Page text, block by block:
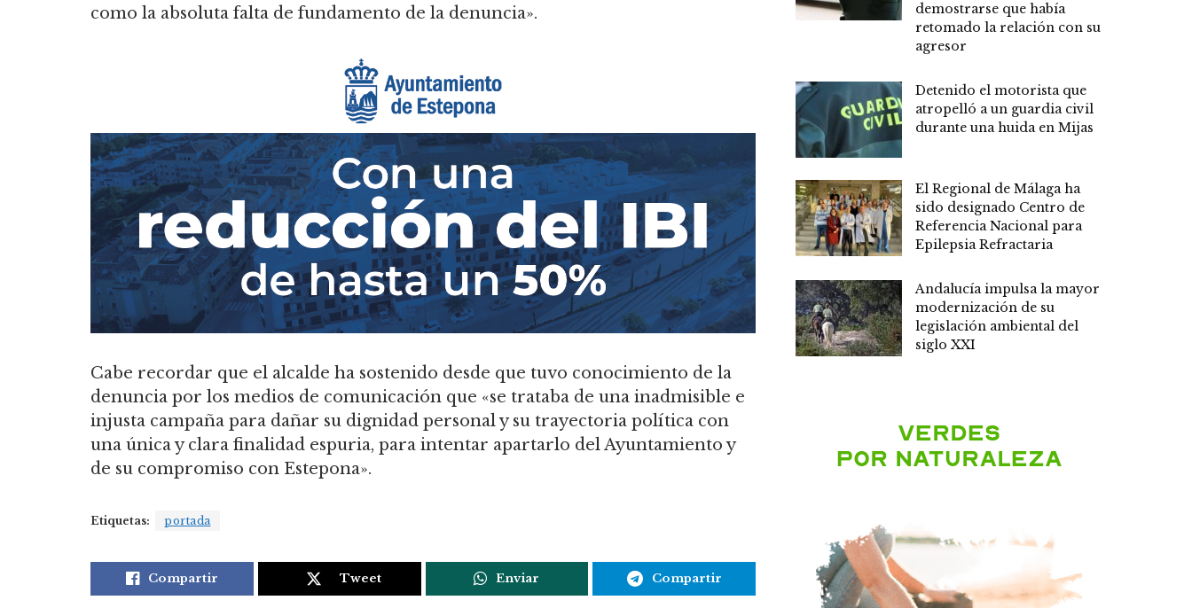
como la absoluta falta de fundamento de la denuncia».
Cabe recordar que el alcalde ha sostenido desde que tuvo conocimiento de la
denuncia por los medios de comunicación que «se trataba de una inadmisible e
injusta campaña para dañar su dignidad personal y su trayectoria política con
una única y clara finalidad espuria, para intentar apartarlo del Ayuntamiento y
de su compromiso con Estepona».
Etiquetas: portada
Compartir Tweet Enviar Compartir
demostrarse que había
retomado la relación con su
agresor
Detenido el motorista que
atropelló a un guardia civil
durante una huida en Mijas
El Regional de Málaga ha
sido designado Centro de
Referencia Nacional para
Epilepsia Refractaria
Andalucía impulsa la mayor
modernización de su
legislación ambiental del
siglo XXI